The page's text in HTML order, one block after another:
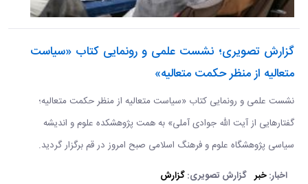
گزارش تصویری؛ نشست علمی و رونمایی کتاب «سیاست
متعالیه از منظر حکمت متعالیه»
نشست علمی و رونمایی کتاب «سیاست متعالیه از منظر حکمت متعالیه؛
گفتارهایی از آیت الله جوادی آملی» به همت پژوهشکده علوم و اندیشه
سیاسی پژوهشگاه علوم و فرهنگ اسلامی صبح امروز در قم برگزار گردید.
اخبار:خبر گزارش تصویری:گزارش